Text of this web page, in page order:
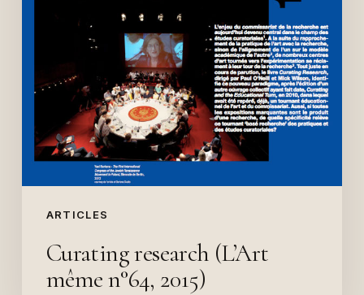
ARTICLES
Curating research (L’Art
même n°64, 2015)